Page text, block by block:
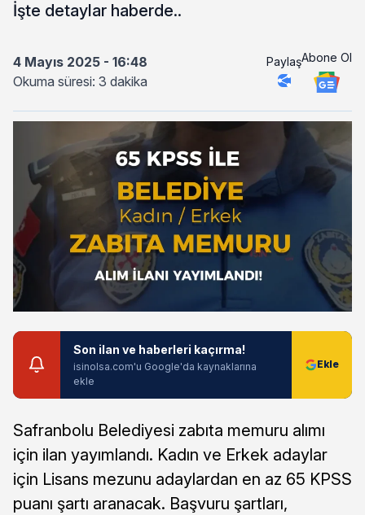
İşte detaylar haberde..
4 Mayıs 2025 - 16:48
Okuma süresi: 3 dakika
PaylaşAbone Ol
Son ilan ve haberleri kaçırma!
isinolsa.com'u Google'da kaynaklarına
ekle
Safranbolu Belediyesi zabıta memuru alımı
için ilan yayımlandı. Kadın ve Erkek adaylar
için Lisans mezunu adaylardan en az 65 KPSS
puanı şartı aranacak. Başvuru şartları,